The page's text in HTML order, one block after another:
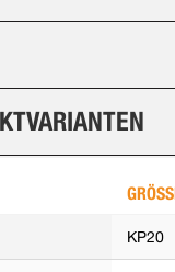
GRÖSSE
KP20